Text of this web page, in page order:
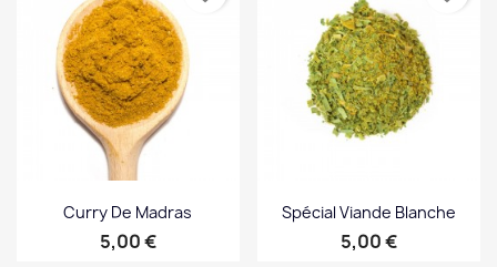
Curry De Madras
Prix
5,00 €
Spécial Viande Blanche
Prix
5,00 €